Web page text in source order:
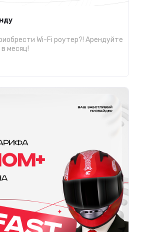
Wi-Fi роутер?! Арендуйте
месяц!